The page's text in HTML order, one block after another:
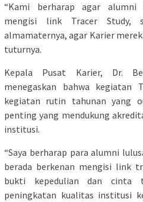
“Kami berharap agar alumni
mengisi link Tracer Study,
almamaternya, agar Karier
tuturnya.
Kepala Pusat Karier, Dr.
menegaskan bahwa kegiatan
kegiatan rutin tahunan yang
penting yang mendukung
institusi.
“Saya berharap para alumni
berada berkenan mengisi link
bukti kepedulian dan cinta
peningkatan kualitas institusi